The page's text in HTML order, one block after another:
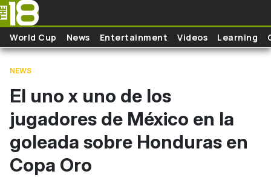
Skip to main content
World Cup News Entertainment Videos Learning
NEWS
El uno x uno de los
jugadores de México en la
goleada sobre Honduras en
Copa Oro